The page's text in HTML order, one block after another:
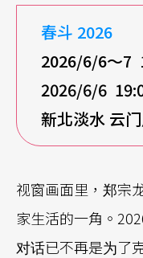
春斗 2026
2026/6/6～7
2026/6/6
新北淡水 云
视窗画面里，郑宗
家生活的一角。
对话已不再是为了